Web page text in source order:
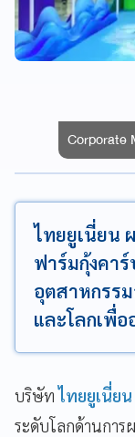
Corporate
ไทยยูเนี่ยน
ฟาร์มกุ้งคา
อุตสาหกรร
และโลกเพื่
บริษัทไทยยูเนี่ย
ระดับโลกด้านการ